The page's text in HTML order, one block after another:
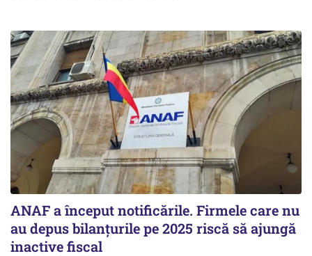
ANAF a început notificările. Firmele care nu
au depus bilanțurile pe 2025 riscă să ajungă
inactive fiscal